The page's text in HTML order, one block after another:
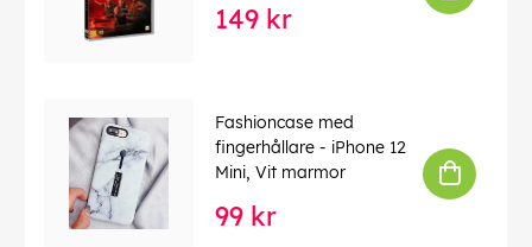
149 kr
Fashioncase med
fingerhållare - iPhone 12
Mini, Vit marmor
99 kr